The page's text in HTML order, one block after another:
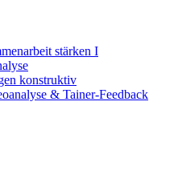
stärken I
konstruktiv
& Tainer-Feedback